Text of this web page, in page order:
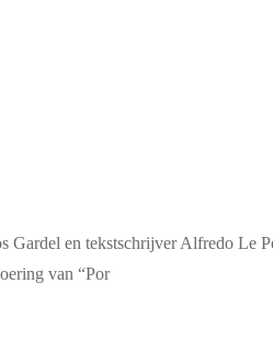
en tekstschrijver Alfredo Le
van “Por